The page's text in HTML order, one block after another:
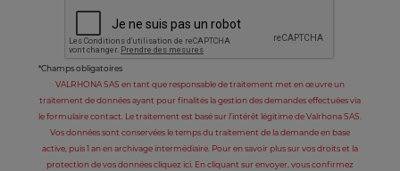
*Champs obligatoires
VALRHONA SAS en tant que responsable de traitement met en œuvre un
traitement de données ayant pour finalités la gestion des demandes effectuées via
le formulaire contact. Le traitement est basé sur l’intérêt légitime de Valrhona SAS.
Vos données sont conservées le temps du traitement de la demande en base
active, puis 1 an en archivage intermédiaire. Pour en savoir plus sur vos droits et la
protection de vos données cliquez ici. En cliquant sur envoyer, vous confirmez